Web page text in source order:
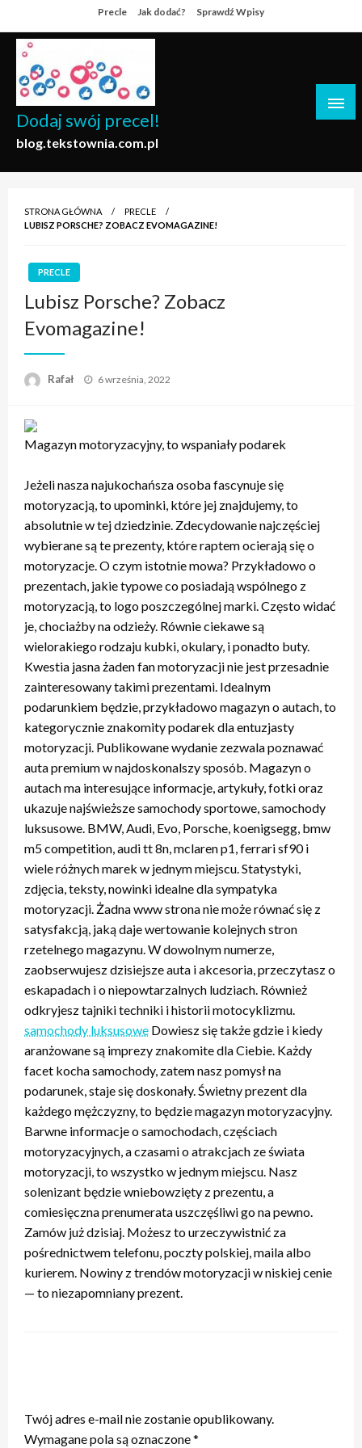
to
content
Precle Jak dodać? Sprawdź Wpisy
Dodaj swój precel!
blog.tekstownia.com.pl
STRONA GŁÓWNA
PRECLE
LUBISZ PORSCHE? ZOBACZ EVOMAGAZINE!
PRECLE
Lubisz Porsche? Zobacz
Evomagazine!
Rafał
Opublikowane
6 września, 2022
Magazyn motoryzacyjny, to wspaniały podarek
Jeżeli nasza najukochańsza osoba fascynuje się
motoryzacją, to upominki, które jej znajdujemy, to
absolutnie w tej dziedzinie. Zdecydowanie najczęściej
wybierane są te prezenty, które raptem ocierają się o
motoryzacje. O czym istotnie mowa? Przykładowo o
prezentach, jakie typowe co posiadają wspólnego z
motoryzacją, to logo poszczególnej marki. Często widać
je, chociażby na odzieży. Równie ciekawe są
wielorakiego rodzaju kubki, okulary, i ponadto buty.
Kwestia jasna żaden fan motoryzacji nie jest przesadnie
zainteresowany takimi prezentami. Idealnym
podarunkiem będzie, przykładowo magazyn o autach, to
kategorycznie znakomity podarek dla entuzjasty
motoryzacji. Publikowane wydanie zezwala poznawać
auta premium w najdoskonalszy sposób. Magazyn o
autach ma interesujące informacje, artykuły, fotki oraz
ukazuje najświeższe samochody sportowe, samochody
luksusowe. BMW, Audi, Evo, Porsche, koenigsegg, bmw
m5 competition, audi tt 8n, mclaren p1, ferrari sf90 i
wiele różnych marek w jednym miejscu. Statystyki,
zdjęcia, teksty, nowinki idealne dla sympatyka
motoryzacji. Żadna www strona nie może równać się z
satysfakcją, jaką daje wertowanie kolejnych stron
rzetelnego magazynu. W dowolnym numerze,
zaobserwujesz dzisiejsze auta i akcesoria, przeczytasz o
eskapadach i o niepowtarzalnych ludziach. Również
odkryjesz tajniki techniki i historii motocyklizmu.
samochody luksusowe Dowiesz się także gdzie i kiedy
aranżowane są imprezy znakomite dla Ciebie. Każdy
facet kocha samochody, zatem nasz pomysł na
podarunek, staje się doskonały. Świetny prezent dla
każdego mężczyzny, to będzie magazyn motoryzacyjny.
Barwne informacje o samochodach, częściach
motoryzacyjnych, a czasami o atrakcjach ze świata
motoryzacji, to wszystko w jednym miejscu. Nasz
solenizant będzie wniebowzięty z prezentu, a
comiesięczna prenumerata uszczęśliwi go na pewno.
Zamów już dzisiaj. Możesz to urzeczywistnić za
pośrednictwem telefonu, poczty polskiej, maila albo
kurierem. Nowiny z trendów motoryzacji w niskiej cenie
— to niezapomniany prezent.
Twój adres e-mail nie zostanie opublikowany.
Wymagane pola są oznaczone*